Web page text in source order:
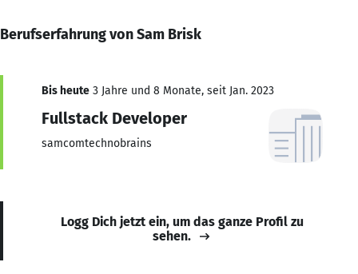
Berufserfahrung von Sam Brisk
Bis heute 3 Jahre und 8 Monate, seit Jan. 2023
Fullstack Developer
samcomtechnobrains
Logg Dich jetzt ein, um das ganze Profil zu
sehen.